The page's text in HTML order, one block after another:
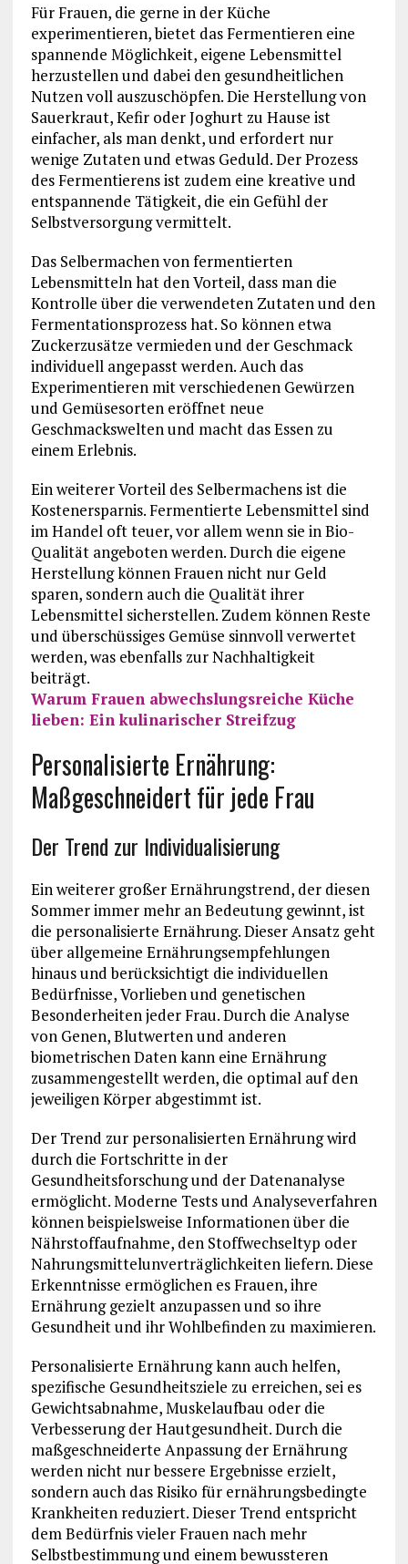
Für Frauen, die gerne in der Küche
experimentieren, bietet das Fermentieren eine
spannende Möglichkeit, eigene Lebensmittel
herzustellen und dabei den gesundheitlichen
Nutzen voll auszuschöpfen. Die Herstellung von
Sauerkraut, Kefir oder Joghurt zu Hause ist
einfacher, als man denkt, und erfordert nur
wenige Zutaten und etwas Geduld. Der Prozess
des Fermentierens ist zudem eine kreative und
entspannende Tätigkeit, die ein Gefühl der
Selbstversorgung vermittelt.
Das Selbermachen von fermentierten
Lebensmitteln hat den Vorteil, dass man die
Kontrolle über die verwendeten Zutaten und den
Fermentationsprozess hat. So können etwa
Zuckerzusätze vermieden und der Geschmack
individuell angepasst werden. Auch das
Experimentieren mit verschiedenen Gewürzen
und Gemüsesorten eröffnet neue
Geschmackswelten und macht das Essen zu
einem Erlebnis.
Ein weiterer Vorteil des Selbermachens ist die
Kostenersparnis. Fermentierte Lebensmittel sind
im Handel oft teuer, vor allem wenn sie in Bio-
Qualität angeboten werden. Durch die eigene
Herstellung können Frauen nicht nur Geld
sparen, sondern auch die Qualität ihrer
Lebensmittel sicherstellen. Zudem können Reste
und überschüssiges Gemüse sinnvoll verwertet
werden, was ebenfalls zur Nachhaltigkeit
beiträgt.
Warum Frauen abwechslungsreiche Küche
lieben: Ein kulinarischer Streifzug
Personalisierte Ernährung:
Maßgeschneidert für jede Frau
Der Trend zur Individualisierung
Ein weiterer großer Ernährungstrend, der diesen
Sommer immer mehr an Bedeutung gewinnt, ist
die personalisierte Ernährung. Dieser Ansatz geht
über allgemeine Ernährungsempfehlungen
hinaus und berücksichtigt die individuellen
Bedürfnisse, Vorlieben und genetischen
Besonderheiten jeder Frau. Durch die Analyse
von Genen, Blutwerten und anderen
biometrischen Daten kann eine Ernährung
zusammengestellt werden, die optimal auf den
jeweiligen Körper abgestimmt ist.
Der Trend zur personalisierten Ernährung wird
durch die Fortschritte in der
Gesundheitsforschung und der Datenanalyse
ermöglicht. Moderne Tests und Analyseverfahren
können beispielsweise Informationen über die
Nährstoffaufnahme, den Stoffwechseltyp oder
Nahrungsmittelunverträglichkeiten liefern. Diese
Erkenntnisse ermöglichen es Frauen, ihre
Ernährung gezielt anzupassen und so ihre
Gesundheit und ihr Wohlbefinden zu maximieren.
Personalisierte Ernährung kann auch helfen,
spezifische Gesundheitsziele zu erreichen, sei es
Gewichtsabnahme, Muskelaufbau oder die
Verbesserung der Hautgesundheit. Durch die
maßgeschneiderte Anpassung der Ernährung
werden nicht nur bessere Ergebnisse erzielt,
sondern auch das Risiko für ernährungsbedingte
Krankheiten reduziert. Dieser Trend entspricht
dem Bedürfnis vieler Frauen nach mehr
Selbstbestimmung und einem bewussteren